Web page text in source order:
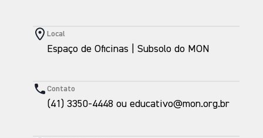
Local
Espaço de Oficinas | Subsolo do MON
Contato
(41) 3350-4448 ou educativo@mon.org.br